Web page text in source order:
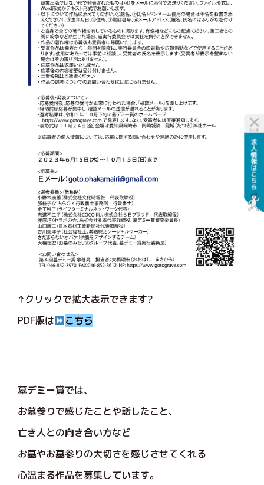
↑クリックで拡大表示できます?
PDF版は
こちら
墓デミー賞では、
お墓参りで感じたことや話したこと、
亡き人との向き合い方など
お墓やお墓参りの大切さを感じさせてくれる
心温まる作品を募集しています。